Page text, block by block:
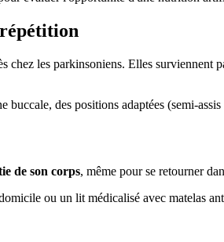
chez les parkinsoniens. Elles
buccale, des positions adaptées (semi-
de son corps, même pour se retourner
ou un lit médicalisé avec matelas